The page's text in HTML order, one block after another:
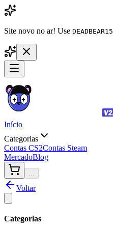
Site novo no ar! Use DEADBEAR15
Início
Categorias
Contas CS2Contas Steam
MercadoBlog
...
Voltar
Categorias